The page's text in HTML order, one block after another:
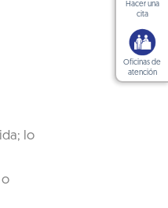
lo
Hacer una
cita
Oficinas de
atención